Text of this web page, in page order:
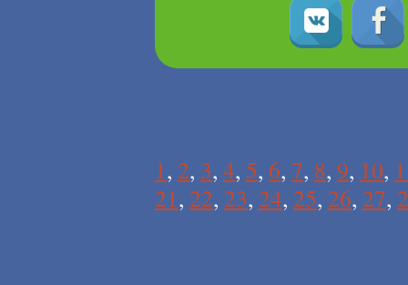
1, 2, 3, 4, 5, 6, 7, 8, 9, 10,
21, 22, 23, 24, 25, 26, 27,